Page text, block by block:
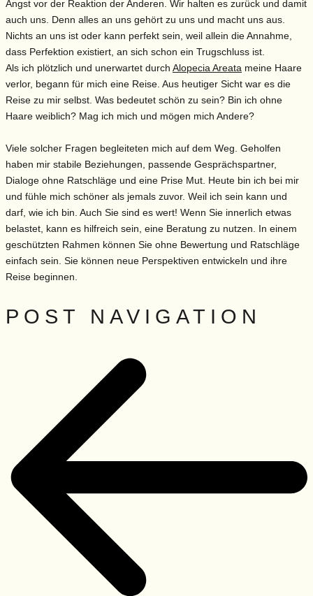
Angst vor der Reaktion der Anderen. Wir halten es zurück und damit
auch uns. Denn alles an uns gehört zu uns und macht uns aus.
Nichts an uns ist oder kann perfekt sein, weil allein die Annahme,
dass Perfektion existiert, an sich schon ein Trugschluss ist.
Als ich plötzlich und unerwartet durch Alopecia Areata meine Haare
verlor, begann für mich eine Reise. Aus heutiger Sicht war es die
Reise zu mir selbst. Was bedeutet schön zu sein? Bin ich ohne
Haare weiblich? Mag ich mich und mögen mich Andere?
Viele solcher Fragen begleiteten mich auf dem Weg. Geholfen
haben mir stabile Beziehungen, passende Gesprächspartner,
Dialoge ohne Ratschläge und eine Prise Mut. Heute bin ich bei mir
und fühle mich schöner als jemals zuvor. Weil ich sein kann und
darf, wie ich bin. Auch Sie sind es wert! Wenn Sie innerlich etwas
belastet, kann es hilfreich sein, eine Beratung zu nutzen. In einem
geschützten Rahmen können Sie ohne Bewertung und Ratschläge
einfach sein. Sie können neue Perspektiven entwickeln und ihre
Reise beginnen.
POST NAVIGATION